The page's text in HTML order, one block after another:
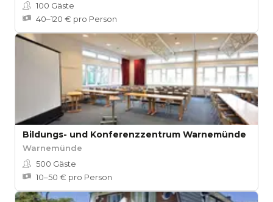
100 Gäste
40–120 € pro Person
Bildungs- und Konferenzzentrum Warnemünde
Warnemünde
500 Gäste
10–50 € pro Person